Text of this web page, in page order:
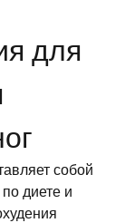
для
собой
диете и